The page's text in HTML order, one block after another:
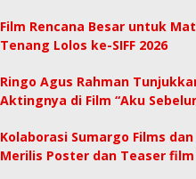
Film Rencana Besar untuk
Tenang Lolos ke-SIFF 2026
Ringo Agus Rahman
Aktingnya di Film “Aku
Kolaborasi Sumargo Films
Merilis Poster dan Teaser film